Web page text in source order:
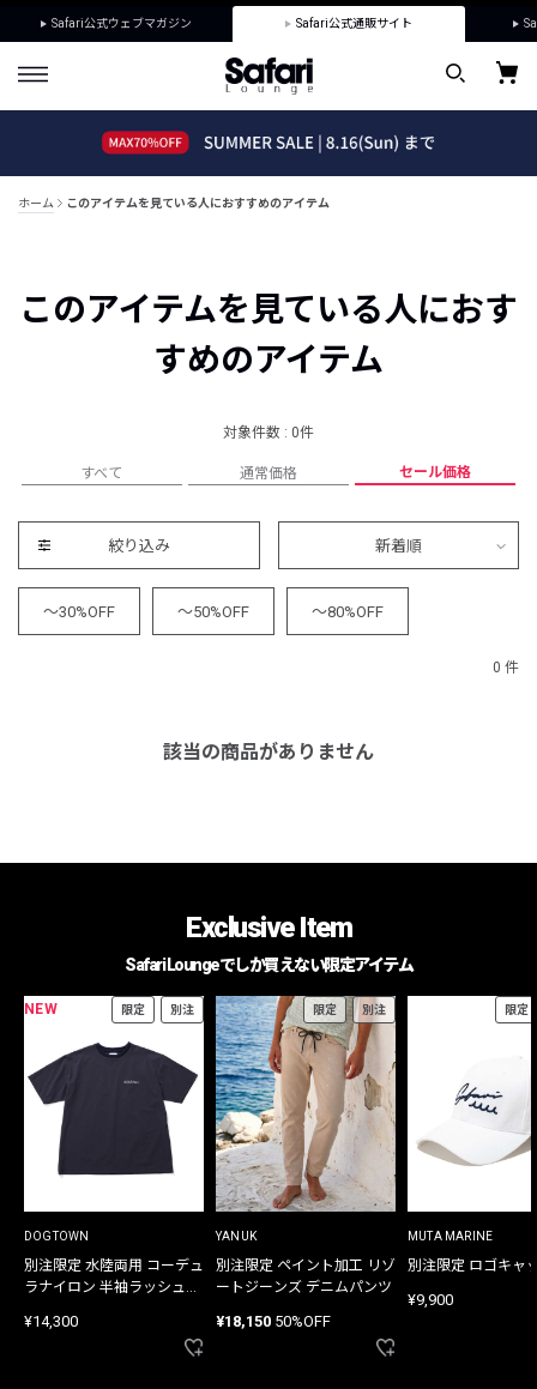
Safari公式ウェブマガジン Safari公式通販サイト
ホーム このアイテムを見ている人におすすめのアイテム
このアイテムを見ている人におす
すめのアイテム
対象件数 : 0件
すべて 通常価格 セール価格
絞り込み 新着順
～30%OFF ～50%OFF ～80%OFF
0 件
該当の商品がありません
Exclusive Item
Safari Loungeでしか買えない限定アイテム
NEW 限定 別注
DOGTOWN
別注限定 水陸両用 コーデュ
ラナイロン 半袖ラッシュガ
¥14,300
限定 別注
YANUK
別注限定 ペイント加工 リゾ
ートジーンズ デニムパンツ
¥18,150 50%OFF
限定
MUTA MARINE
別注限定 ロゴキャ
¥9,900